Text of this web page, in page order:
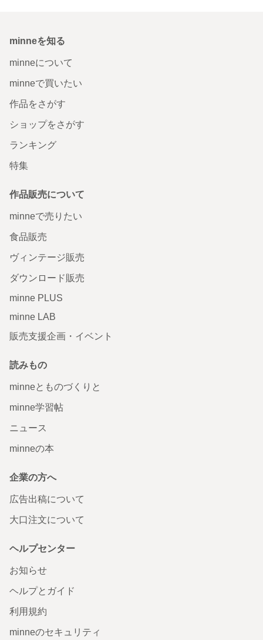
minneを知る
minneについて
minneで買いたい
作品をさがす
ショップをさがす
ランキング
特集
作品販売について
minneで売りたい
食品販売
ヴィンテージ販売
ダウンロード販売
minne PLUS
minne LAB
販売支援企画・イベント
読みもの
minneとものづくりと
minne学習帖
ニュース
minneの本
企業の方へ
広告出稿について
大口注文について
ヘルプセンター
お知らせ
ヘルプとガイド
利用規約
minneのセキュリティ